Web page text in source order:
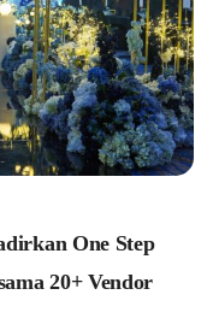
One Step
20+ Vendor